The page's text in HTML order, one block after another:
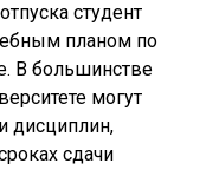
студент
планом по
В большинстве
могут
дисциплин,
сдачи